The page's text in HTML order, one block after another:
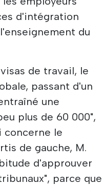
d'intégration
du
de travail, le
passant d'un
une
plus de 60 000",
concerne le
de gauche, M.
d'approuver
parce que